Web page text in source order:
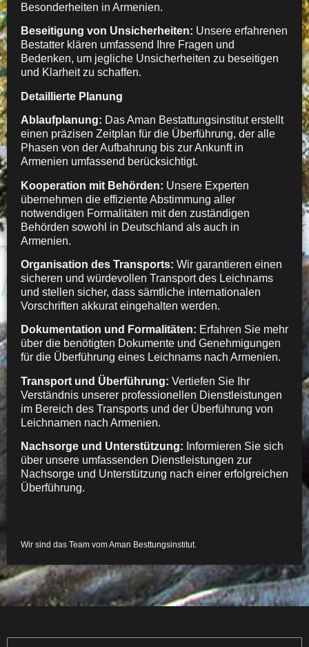
Besonderheiten in Armenien.
Beseitigung von Unsicherheiten: Unsere erfahrenen
Bestatter klären umfassend Ihre Fragen und
Bedenken, um jegliche Unsicherheiten zu beseitigen
und Klarheit zu schaffen.
Detaillierte Planung
Ablaufplanung: Das Aman Bestattungsinstitut erstellt
einen präzisen Zeitplan für die Überführung, der alle
Phasen von der Aufbahrung bis zur Ankunft in
Armenien umfassend berücksichtigt.
Kooperation mit Behörden: Unsere Experten
übernehmen die effiziente Abstimmung aller
notwendigen Formalitäten mit den zuständigen
Behörden sowohl in Deutschland als auch in
Armenien.
Organisation des Transports: Wir garantieren einen
sicheren und würdevollen Transport des Leichnams
und stellen sicher, dass sämtliche internationalen
Vorschriften akkurat eingehalten werden.
Dokumentation und Formalitäten: Erfahren Sie mehr
über die benötigten Dokumente und Genehmigungen
für die Überführung eines Leichnams nach Armenien.
Transport und Überführung: Vertiefen Sie Ihr
Verständnis unserer professionellen Dienstleistungen
im Bereich des Transports und der Überführung von
Leichnamen nach Armenien.
Nachsorge und Unterstützung: Informieren Sie sich
über unsere umfassenden Dienstleistungen zur
Nachsorge und Unterstützung nach einer erfolgreichen
Überführung.
Wir sind das Team vom Aman Besttungsinstitut.